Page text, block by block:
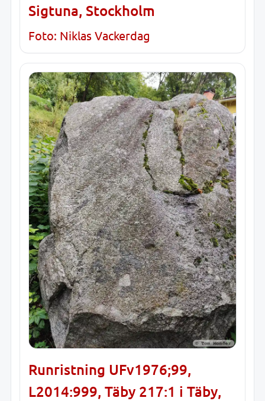
Sigtuna, Stockholm
Foto: Niklas Vackerdag
Runristning UFv1976;99,
L2014:999, Täby 217:1 i Täby,